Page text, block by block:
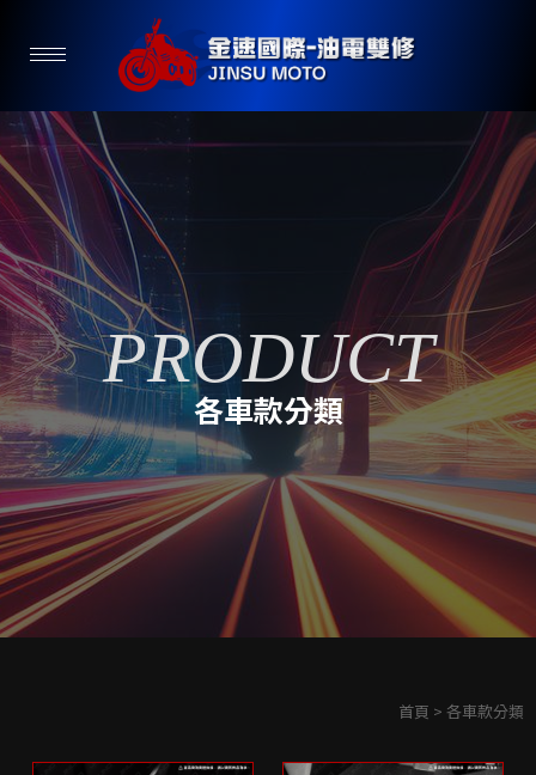
各車款分類
首頁 > 各車款分類